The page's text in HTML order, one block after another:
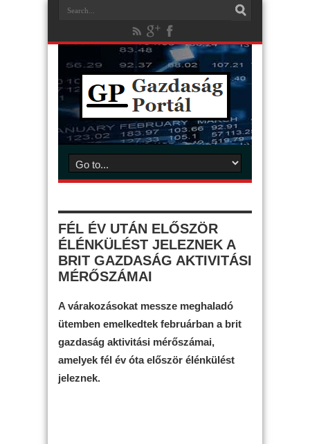
FÉL ÉV UTÁN ELŐSZÖR
ÉLÉNKÜLÉST JELEZNEK A
BRIT GAZDASÁG AKTIVITÁSI
MÉRŐSZÁMAI
A várakozásokat messze meghaladó
ütemben emelkedtek februárban a brit
gazdaság aktivitási mérőszámai,
amelyek fél év óta először élénkülést
jeleznek.